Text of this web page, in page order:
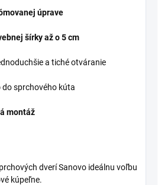
úprave
šírky až o 5 cm
a tiché otváranie
do sprchového kúta
montáž
dverí Sanovo ideálnu voľbu
kúpeľne.